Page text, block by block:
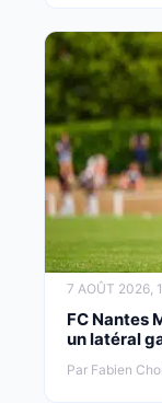
7 AOÛT 2026,
FC Nantes
un latéral
Par Fabien